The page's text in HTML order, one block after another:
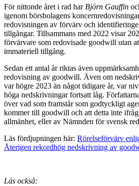
För nittonde året i rad har Björn Gauffin
igenom börsbolagens
redovisningen av förvärv och
tillgångar. Tillsammans med 2022 visar
förvärvare som redovisade goodwill utan
immateriell tillgång.
Sedan ett antal år riktas även
redovisning av goodwill. Även om
var högre 2023 än något tidigare år, var
höga nedskrivningar fortsatt låg.
över vad som framstår som godtyckligt
kommer till goodwill och att detta inte
allmänhet, eller av Nämnden för svensk
Läs fördjupningen här: Rörelseförvärv
Återigen rekordhög nedskrivning av
Läs också: